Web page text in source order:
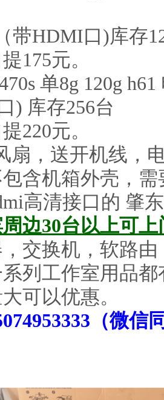
带HDMI口)库存
175元。
单8g 120g
) 库存256台
220元。
扇，送开机线，
含机箱外壳，需
高清接口的 肇
边30台以上可上
，交换机，软路
列工作室用品
可以优惠。
（微信